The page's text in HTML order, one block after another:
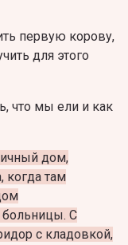
первую корову,
для этого
что мы ели и как
дом,
когда там
больницы. С
с кладовкой,